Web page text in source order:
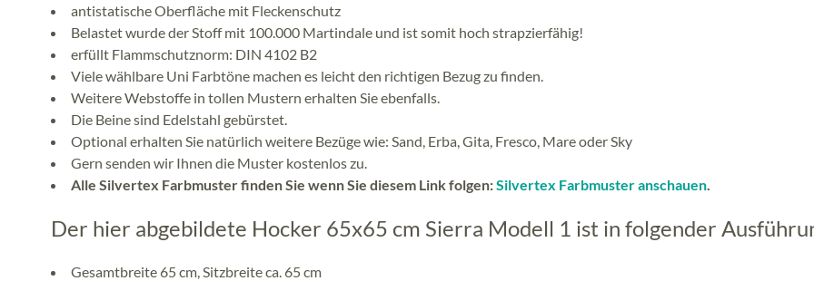
antistatische Oberfläche mit Fleckenschutz
Belastet wurde der Stoff mit 100.000 Martindale und ist somit hoch strapzierfähig!
erfüllt Flammschutznorm: DIN 4102 B2
Viele wählbare Uni Farbtöne machen es leicht den richtigen Bezug zu finden.
Weitere Webstoffe in tollen Mustern erhalten Sie ebenfalls.
Die Beine sind Edelstahl gebürstet.
Optional erhalten Sie natürlich weitere Bezüge wie: Sand, Erba, Gita, Fresco, Mare oder Sky
Gern senden wir Ihnen die Muster kostenlos zu.
Alle Silvertex Farbmuster finden Sie wenn Sie diesem Link folgen:Silvertex Farbmuster anschauen
Der hier abgebildete Hocker 65x65 cm Sierra Modell 1 ist in folgender
Gesamtbreite 65 cm, Sitzbreite ca. 65 cm